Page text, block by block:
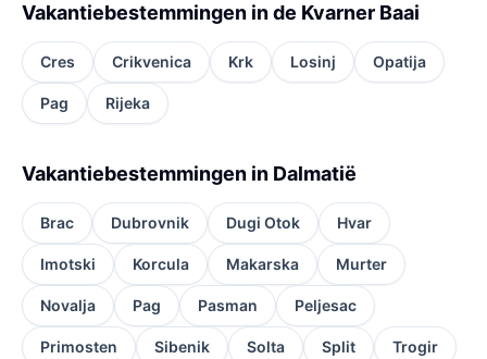
Vakantiebestemmingen in de Kvarner Baai
Cres Crikvenica Krk Losinj Opatija
Pag Rijeka
Vakantiebestemmingen in Dalmatië
Brac Dubrovnik Dugi Otok Hvar
Imotski Korcula Makarska Murter
Novalja Pag Pasman Peljesac
Primosten Sibenik Solta Split Trogir